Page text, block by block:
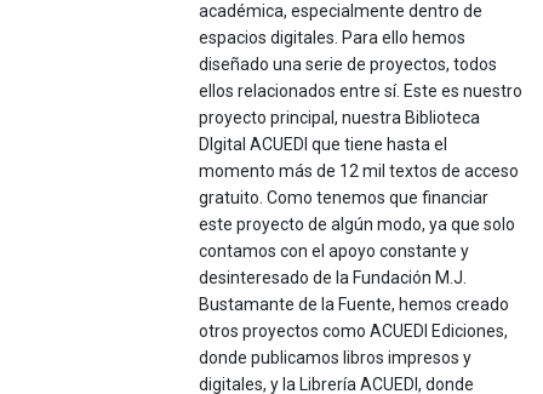
académica, especialmente dentro de
espacios digitales. Para ello hemos
diseñado una serie de proyectos, todos
ellos relacionados entre sí. Este es nuestro
proyecto principal, nuestra Biblioteca
DIgital ACUEDI que tiene hasta el
momento más de 12 mil textos de acceso
gratuito. Como tenemos que financiar
este proyecto de algún modo, ya que solo
contamos con el apoyo constante y
desinteresado de la Fundación M.J.
Bustamante de la Fuente, hemos creado
otros proyectos como ACUEDI Ediciones,
donde publicamos libros impresos y
digitales, y la Librería ACUEDI, donde